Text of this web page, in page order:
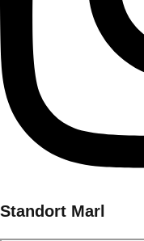
Standort Marl